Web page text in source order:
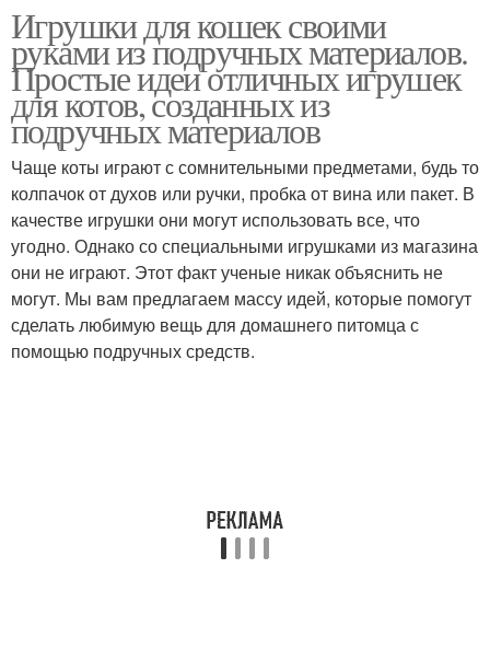
Игрушки из фетра Игрушки из пробок
Игрушка из футболки
Игрушка из
гофрокартона
Кошачьи игрушки
Игрушки для кошек своими
руками из подручных материалов.
Простые идеи отличных игрушек
для котов, созданных из
подручных материалов
Чаще коты играют с сомнительными предметами, будь то
колпачок от духов или ручки, пробка от вина или пакет. В
качестве игрушки они могут использовать все, что
угодно. Однако со специальными игрушками из магазина
они не играют. Этот факт ученые никак объяснить не
могут. Мы вам предлагаем массу идей, которые помогут
сделать любимую вещь для домашнего питомца с
помощью подручных средств.